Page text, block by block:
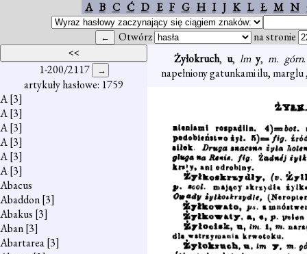
A B C Ć D E F G H I J K L Ł M N
Otwórz na stronie
1-200/2117
artykuły hasłowe: 1759
A[3]
A[3]
A[3]
A[3]
A[3]
A[3]
Abacus
Abaddon[3]
Abakus [3]
Aban[3]
Abartarea[3]
Żyłokruch, u,lmy,m. górn
napełniony gatunkami ilu,